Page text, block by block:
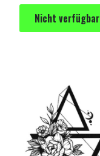
Nicht verfügbar